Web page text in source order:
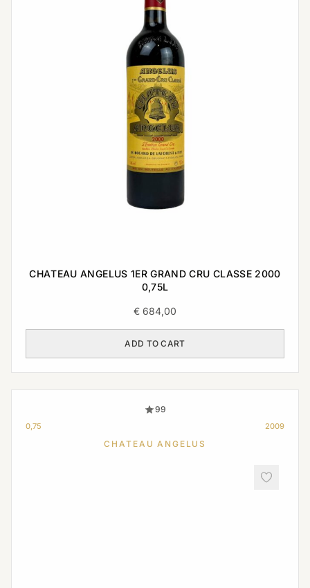
CHATEAU ANGELUS 1ER GRAND CRU CLASSE 2000
0,75L
€ 684,00
ADD TO CART
99
0,75 2009
CHATEAU ANGELUS